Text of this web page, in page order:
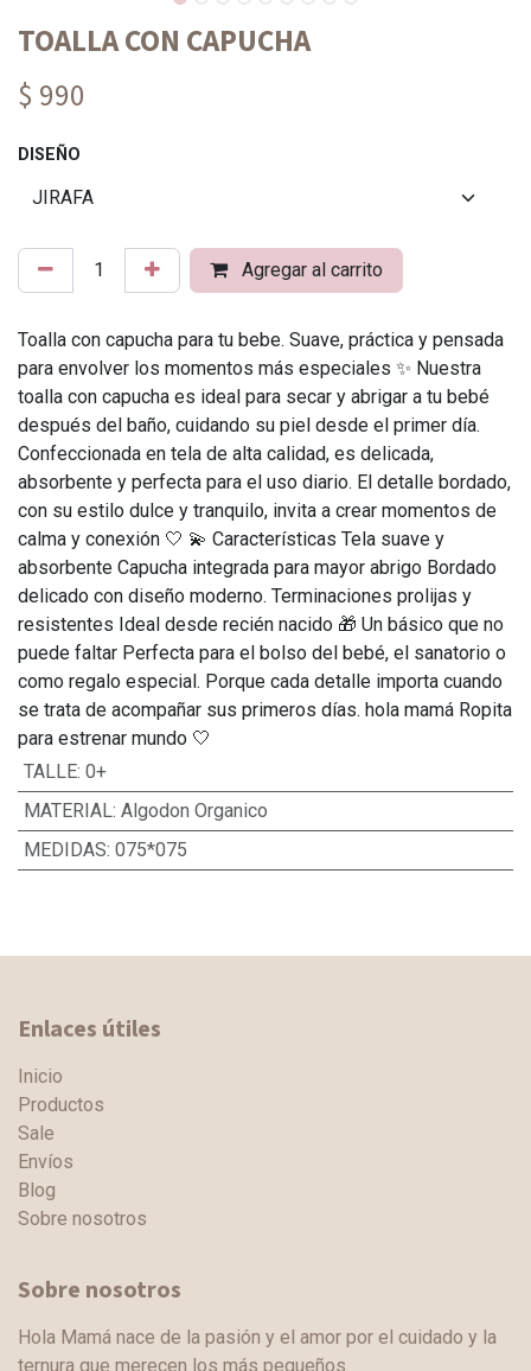
TOALLA CON CAPUCHA
$ 990
DISEÑO
Agregar al carrito
Toalla con capucha para tu bebe. Suave, práctica y pensada
para envolver los momentos más especiales ✨ Nuestra
toalla con capucha es ideal para secar y abrigar a tu bebé
después del baño, cuidando su piel desde el primer día.
Confeccionada en tela de alta calidad, es delicada,
absorbente y perfecta para el uso diario. El detalle bordado,
con su estilo dulce y tranquilo, invita a crear momentos de
calma y conexión 🤍 💫 Características Tela suave y
absorbente Capucha integrada para mayor abrigo Bordado
delicado con diseño moderno. Terminaciones prolijas y
resistentes Ideal desde recién nacido 🎁 Un básico que no
puede faltar Perfecta para el bolso del bebé, el sanatorio o
como regalo especial. Porque cada detalle importa cuando
se trata de acompañar sus primeros días. hola mamá Ropita
para estrenar mundo 🤍
TALLE: 0+
MATERIAL: Algodon Organico
MEDIDAS: 075*075
Enlaces útiles
Inicio
Productos
Sale
Envíos
Blog
Sobre nosotros
Sobre nosotros
Hola Mamá nace de la pasión y el amor por el cuidado y la
ternura que merecen los más pequeños.